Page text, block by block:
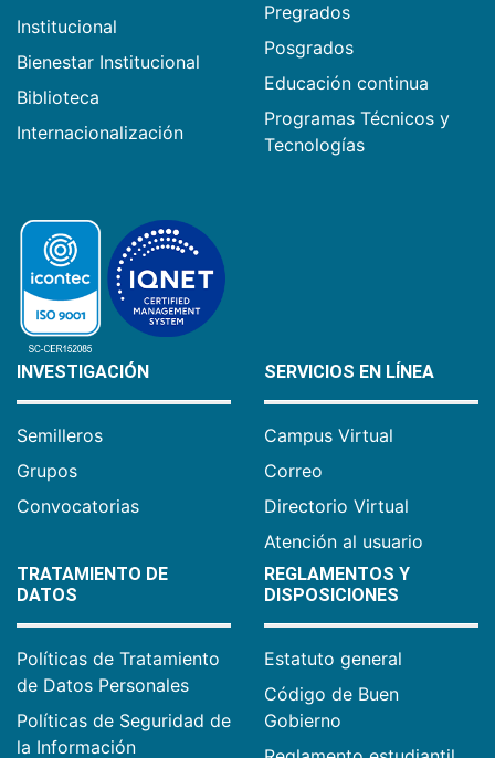
Institucional
Bienestar Institucional
Biblioteca
Internacionalización
Pregrados
Posgrados
Educación continua
Programas Técnicos y
Tecnologías
INVESTIGACIÓN
Semilleros
Grupos
Convocatorias
SERVICIOS EN LÍNEA
Campus Virtual
Correo
Directorio Virtual
Atención al usuario
TRATAMIENTO DE
DATOS
Políticas de Tratamiento
de Datos Personales
Políticas de Seguridad de
la Información
REGLAMENTOS Y
DISPOSICIONES
Estatuto general
Código de Buen
Gobierno